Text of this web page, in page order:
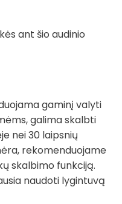
ant šio audinio
gaminį valyti
galima skalbti
nei 30 laipsnių
rekomenduojame
skalbimo funkciją.
naudoti lygintuvą